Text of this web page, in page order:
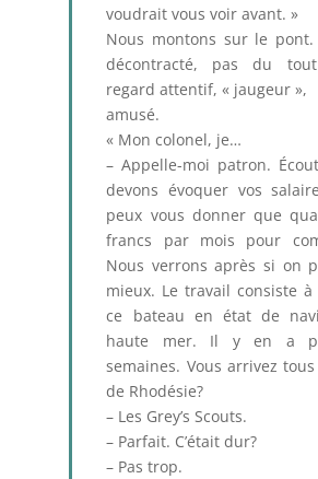
voudrait vous voir avant. »
Nous montons sur le
décontracté, pas du
regard attentif, « jaugeur »,
amusé.
« Mon colonel, je…
– Appelle-moi patron.
devons évoquer vos
peux vous donner que
francs par mois pour
Nous verrons après si on
mieux. Le travail consiste
ce bateau en état de
haute mer. Il y en a
semaines. Vous arrivez
de Rhodésie?
– Les Grey’s Scouts.
– Parfait. C’était dur?
– Pas trop.